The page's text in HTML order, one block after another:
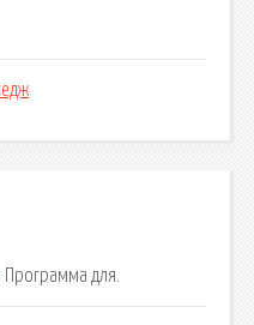
Программа для.